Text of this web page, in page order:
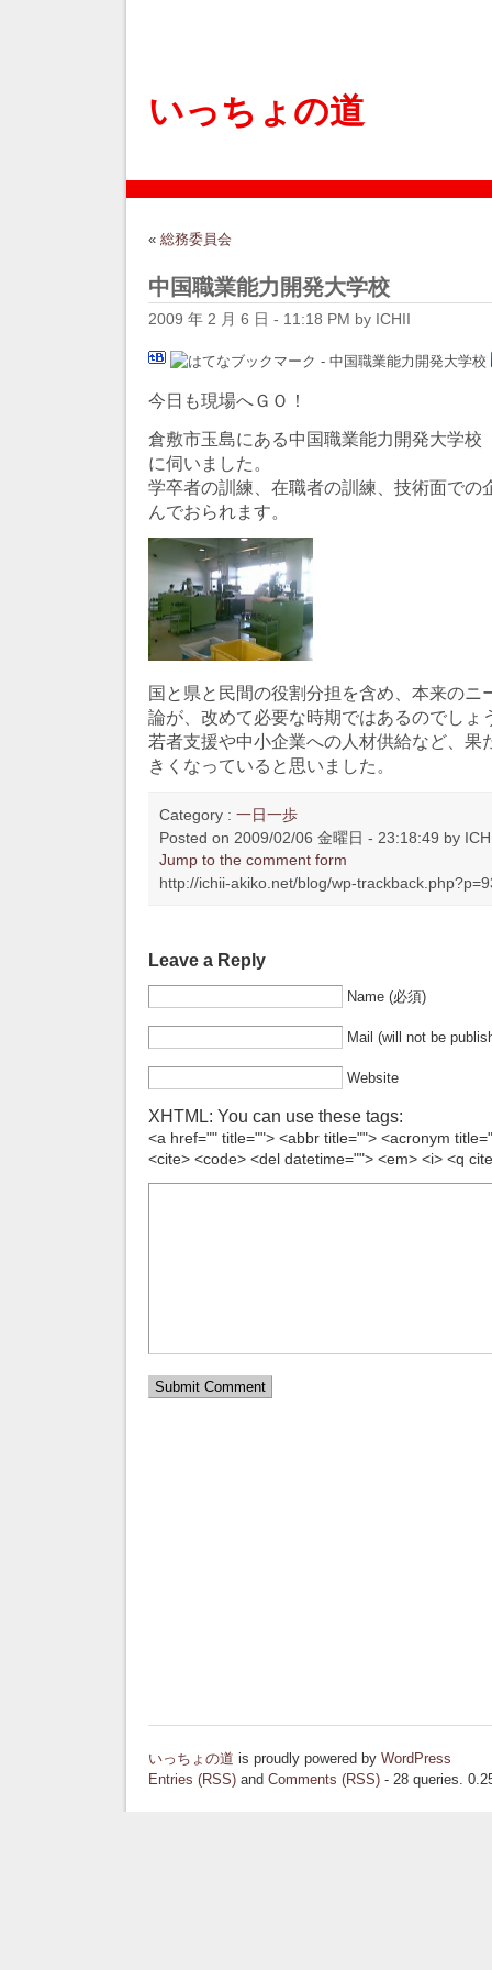
いっちょの道
« 総務委員会
中国職業能力開発大学校
2009 年 2 月 6 日 - 11:18 PM by ICHII
今日も現場へＧＯ！
倉敷市玉島にある中国職業能力開発大学校
に伺いました。
学卒者の訓練、在職者の訓練、技術面での
んでおられます。
国と県と民間の役割分担を含め、本来のニ
論が、改めて必要な時期ではあるのでしょ
若者支援や中小企業への人材供給など、果
きくなっていると思いました。
Category : 一日一歩
Posted on 2009/02/06 金曜日 - 23:18:49 by
Jump to the comment form
http://ichii-akiko.net/blog/wp-
Leave a Reply
Name (必須)
Mail (will not be
Website
XHTML: You can use these tags:
<a href="" title=""> <abbr title=""> <acronym
<cite> <code> <del datetime=""> <em> <i> <q
いっちょの道 is proudly powered by WordPress
Entries (RSS) and Comments (RSS) - 28 queries.